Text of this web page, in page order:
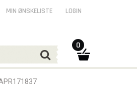
MIN ØNSKELISTE LOGIN
0